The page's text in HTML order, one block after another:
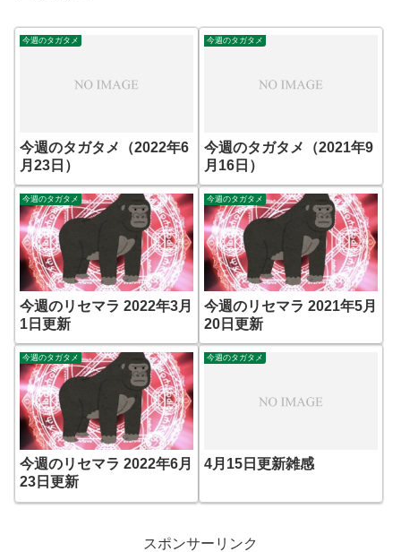
今週のタガタメ
今週のタガタメ（2022年6
月23日）
今週のタガタメ
今週のタガタメ（2021年9
月16日）
今週のタガタメ
今週のリセマラ 2022年3月
1日更新
今週のタガタメ
今週のリセマラ 2021年5月
20日更新
今週のタガタメ
今週のリセマラ 2022年6月
23日更新
今週のタガタメ
4月15日更新雑感
スポンサーリンク